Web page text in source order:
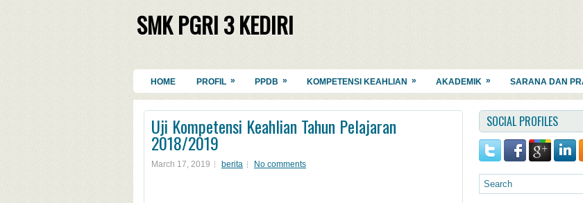
SMK PGRI 3 KEDIRI
HOME PROFIL » PPDB » KOMPETENSI KEAHLIAN » AKADEMIK » SARANA DAN
Uji Kompetensi Keahlian Tahun Pelajaran
2018/2019
March 17, 2019 berita No comments
SOCIAL PROFILES